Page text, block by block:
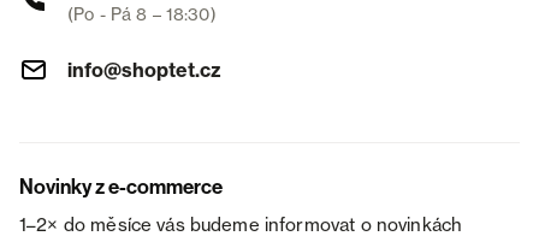
(Po - Pá 8 – 18:30)
info@shoptet.cz
Novinky z e-commerce
1–2× do měsíce vás budeme informovat o novinkách